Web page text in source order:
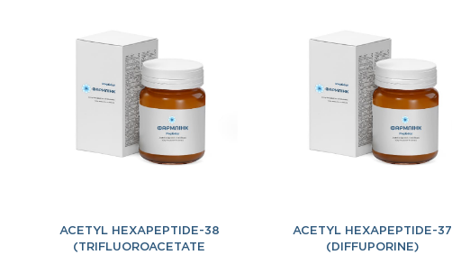
ACETYL HEXAPEPTIDE-38
(TRIFLUOROACETATE
ACETYL HEXAPEPTIDE-37
(DIFFUPORINE)